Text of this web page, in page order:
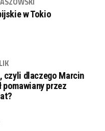
w Tokio
czyli dlaczego Marcin
pomawiany przez